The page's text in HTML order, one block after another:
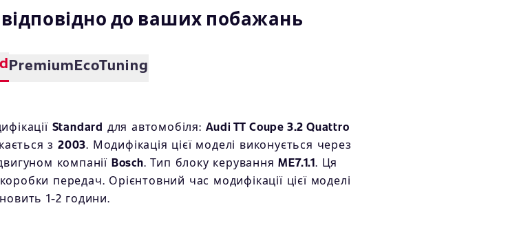
до ваших побажань
PremiumEcoTuning
Standard для автомобіля: Audi TT Coupe 3.2 Quattro
з2003. Модифікація цієї моделі виконується через
компанії Bosch. Тип блоку керуванняME7.1.1. Ця
передач. Орієнтовний час модифікації цієї моделі
1-2 години.